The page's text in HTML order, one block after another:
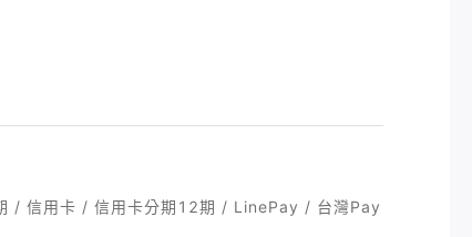
/ 信用卡 / 信用卡分期12期 / LinePay / 台灣Pay